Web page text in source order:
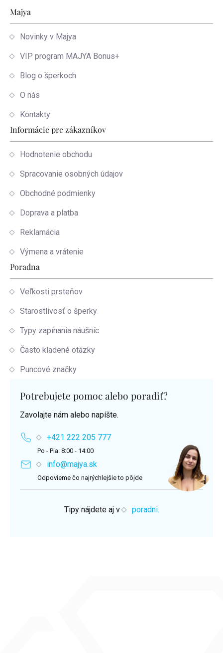
Zápätie
Majya
Novinky v Majya
VIP program MAJYA Bonus+
Blog o šperkoch
O nás
Kontakty
Informácie pre zákazníkov
Hodnotenie obchodu
Spracovanie osobných údajov
Obchodné podmienky
Doprava a platba
Reklamácia
Výmena a vrátenie
Poradna
Veľkosti prsteňov
Starostlivosť o šperky
Typy zapínania náušníc
Často kladené otázky
Puncové značky
Potrebujete pomoc alebo poradiť?
Zavolajte nám alebo napíšte.
+421 222 205 777
Po - Pia: 8:00 - 14:00
info@majya.sk
Odpovieme čo najrýchlejšie to pôjde
Tipy nájdete aj v poradni.